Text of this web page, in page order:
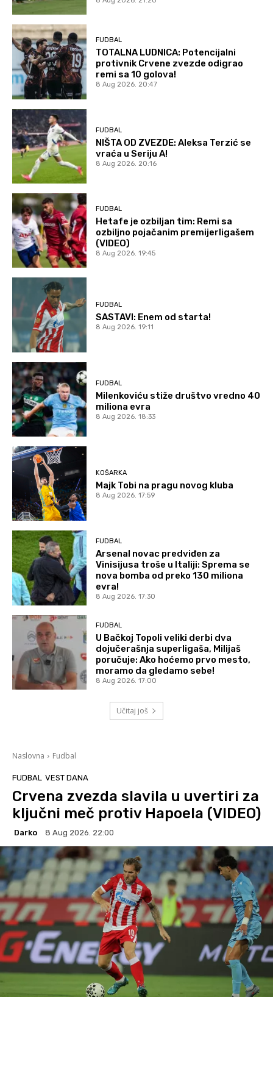
FUDBAL
TOTALNA LUDNICA: Potencijalni
protivnik Crvene zvezde odigrao
remi sa 10 golova!
8 Aug 2026. 20:47
FUDBAL
NIŠTA OD ZVEZDE: Aleksa Terzić se
vraća u Seriju A!
8 Aug 2026. 20:16
FUDBAL
Hetafe je ozbiljan tim: Remi sa
ozbiljno pojačanim premijerligašem
(VIDEO)
8 Aug 2026. 19:45
FUDBAL
SASTAVI: Enem od starta!
8 Aug 2026. 19:11
FUDBAL
Milenkoviću stiže društvo vredno 40
miliona evra
8 Aug 2026. 18:33
KOŠARKA
Majk Tobi na pragu novog kluba
8 Aug 2026. 17:59
FUDBAL
Arsenal novac predviđen za
Vinisijusa troše u Italiji: Sprema se
nova bomba od preko 130 miliona
evra!
8 Aug 2026. 17:30
FUDBAL
U Bačkoj Topoli veliki derbi dva
dojučerašnja superligaša, Milijaš
poručuje: Ako hoćemo prvo mesto,
moramo da gledamo sebe!
8 Aug 2026. 17:00
Učitaj još